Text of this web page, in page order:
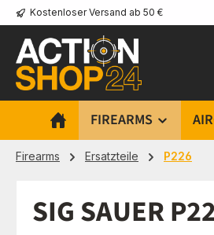
Hauptinhalt springen
Zur Suche springen
Zur Hauptnavigation springen
Kostenloser Versand ab 50 €
FIREARMS
Firearms Ersatzteile P226
SIG SAUER